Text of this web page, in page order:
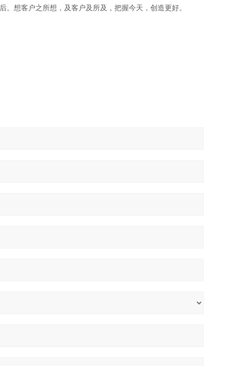
想客户之所想，及客户及所及，把握今天，创造更好。